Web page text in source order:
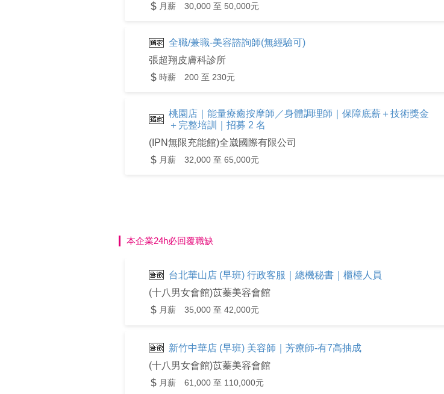
月薪 30,000 至 50,000元
全職/兼職-美容諮詢師(無經驗可)
張超翔皮膚科診所
時薪 200 至 230元
桃園店｜能量療癒按摩師／身體調理師｜保障底薪＋技術獎金
＋完整培訓｜招募 2 名
(IPN無限充能館)全崴國際有限公司
月薪 32,000 至 65,000元
本企業24h必回覆職缺
台北華山店 (早班) 行政客服｜總機秘書｜櫃檯人員
(十八男女會館)苡蓁美容會館
月薪 35,000 至 42,000元
新竹中華店 (早班) 美容師｜芳療師-有7高抽成
(十八男女會館)苡蓁美容會館
月薪 61,000 至 110,000元